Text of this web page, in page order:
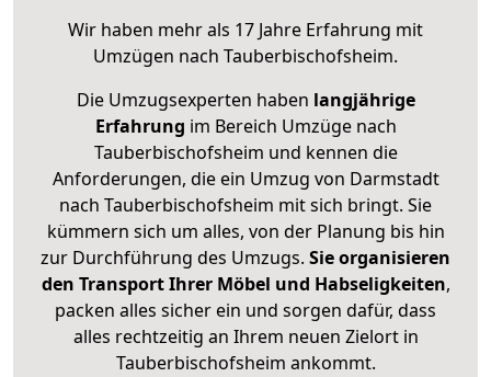
Wir haben mehr als 17 Jahre Erfahrung mit
Umzügen nach Tauberbischofsheim.
Die Umzugsexperten haben langjährige
Erfahrung im Bereich Umzüge nach
Tauberbischofsheim und kennen die
Anforderungen, die ein Umzug von Darmstadt
nach Tauberbischofsheim mit sich bringt. Sie
kümmern sich um alles, von der Planung bis hin
zur Durchführung des Umzugs. Sie organisieren
den Transport Ihrer Möbel und Habseligkeiten,
packen alles sicher ein und sorgen dafür, dass
alles rechtzeitig an Ihrem neuen Zielort in
Tauberbischofsheim ankommt.